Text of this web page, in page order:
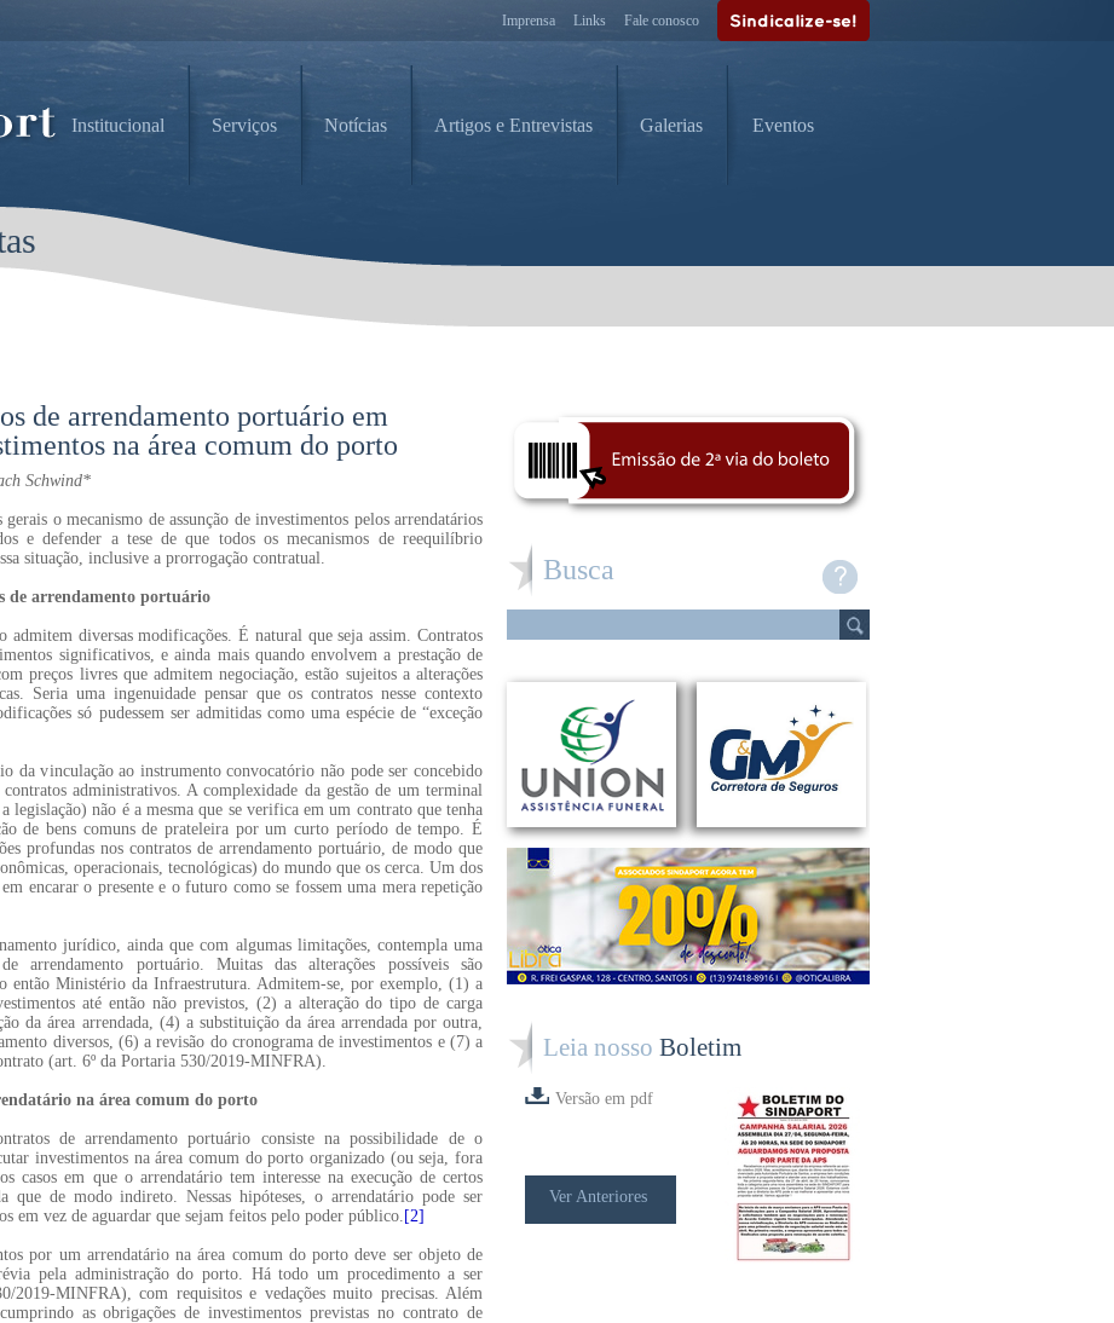
Fale conosco
Links
Imprensa
Institucional Serviços Notícias Artigos e Entrevistas Galerias Eventos
de arrendamento portuário em
na área comum do porto
Schwind*
o mecanismo de assunção de investimentos pelos arrendatários
e defender a tese de que todos os mecanismos de reequilíbrio
situação, inclusive a prorrogação contratual.
de arrendamento portuário
admitem diversas modificações. É natural que seja assim. Contratos
significativos, e ainda mais quando envolvem a prestação de
preços livres que admitem negociação, estão sujeitos a alterações
Seria uma ingenuidade pensar que os contratos nesse contexto
só pudessem ser admitidas como uma espécie de “exceção
da vinculação ao instrumento convocatório não pode ser concebido
administrativos. A complexidade da gestão de um terminal
legislação) não é a mesma que se verifica em um contrato que tenha
de bens comuns de prateleira por um curto período de tempo. É
profundas nos contratos de arrendamento portuário, de modo que
operacionais, tecnológicas) do mundo que os cerca. Um dos
encarar o presente e o futuro como se fossem uma mera repetição
jurídico, ainda que com algumas limitações, contempla uma
arrendamento portuário. Muitas das alterações possíveis são
então Ministério da Infraestrutura. Admitem-se, por exemplo, (1) a
até então não previstos, (2) a alteração do tipo de carga
da área arrendada, (4) a substituição da área arrendada por outra,
diversos, (6) a revisão do cronograma de investimentos e (7) a
(art. 6º da Portaria 530/2019-MINFRA).
na área comum do porto
de arrendamento portuário consiste na possibilidade de o
investimentos na área comum do porto organizado (ou seja, fora
casos em que o arrendatário tem interesse na execução de certos
que de modo indireto. Nessas hipóteses, o arrendatário pode ser
em vez de aguardar que sejam feitos pelo poder público. [2]
por um arrendatário na área comum do porto deve ser objeto de
pela administração do porto. Há todo um procedimento a ser
2019-MINFRA), com requisitos e vedações muito precisas. Além
as obrigações de investimentos previstas no contrato de
Busca
Leia nosso Boletim
Versão em pdf
Ver Anteriores